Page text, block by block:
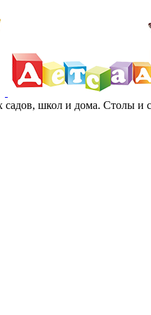
садов, школ и дома. Столы